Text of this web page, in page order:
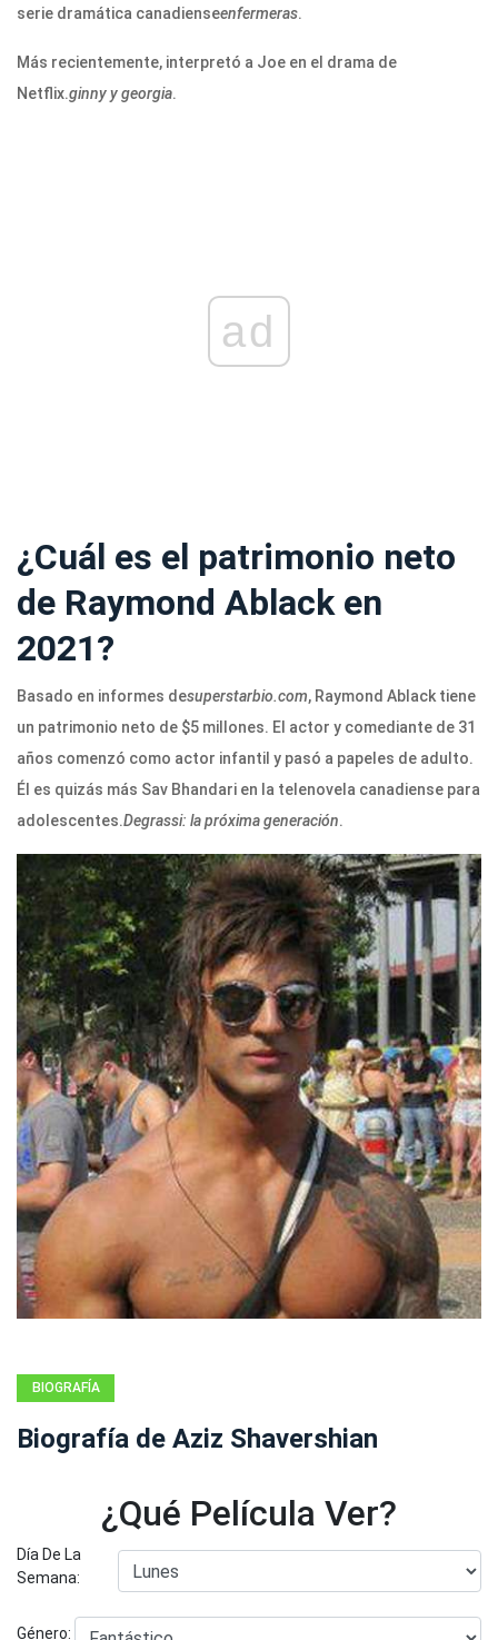
serie dramática canadienseenfermeras.
Más recientemente, interpretó a Joe en el drama de
Netflix.ginny y georgia.
ad
¿Cuál es el patrimonio neto
de Raymond Ablack en
2021?
Basado en informes desuperstarbio.com, Raymond Ablack tiene
un patrimonio neto de $5 millones. El actor y comediante de 31
años comenzó como actor infantil y pasó a papeles de adulto.
Él es quizás más Sav Bhandari en la telenovela canadiense para
adolescentes.Degrassi: la próxima generación.
BIOGRAFÍA
Biografía de Aziz Shavershian
¿Qué Película Ver?
Día De La
Semana:
Género: